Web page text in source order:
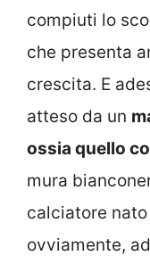
compiuti lo
che presenta
crescita. E
atteso da un
ossia quello
mura
calciatore
ovviamente,